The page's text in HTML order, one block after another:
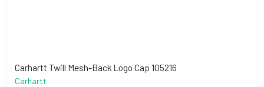
Carhartt Twill Mesh-Back Logo Cap 105216
Carhartt